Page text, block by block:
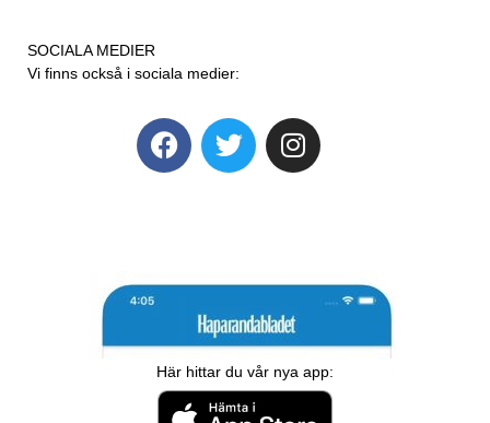
SOCIALA MEDIER
Vi finns också i sociala medier:
Här hittar du vår nya app: